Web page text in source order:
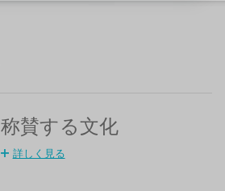
称賛する文化
詳しく見る